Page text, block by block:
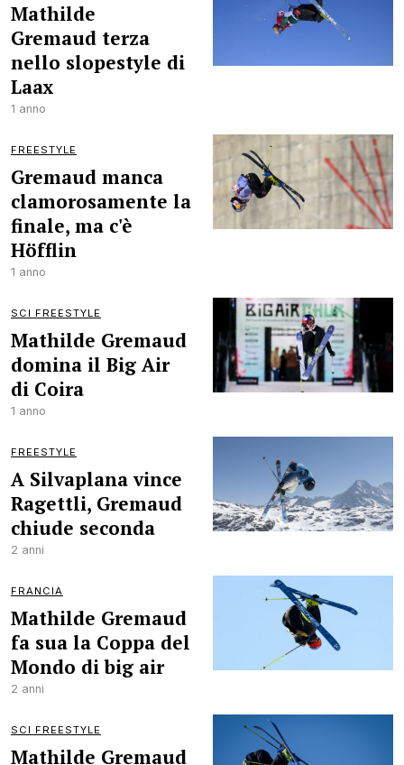
Mathilde
Gremaud terza
nello slopestyle di
Laax
1 anno
FREESTYLE
Gremaud manca
clamorosamente la
finale, ma c'è
Höfflin
1 anno
SCI FREESTYLE
Mathilde Gremaud
domina il Big Air
di Coira
1 anno
FREESTYLE
A Silvaplana vince
Ragettli, Gremaud
chiude seconda
2 anni
FRANCIA
Mathilde Gremaud
fa sua la Coppa del
Mondo di big air
2 anni
SCI FREESTYLE
Mathilde Gremaud